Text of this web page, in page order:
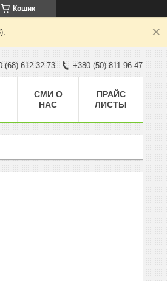
Кошик
(68) 612-32-73 +380 (50) 811-96-47
СМИ О
НАС
ПРАЙС
ЛИСТЫ